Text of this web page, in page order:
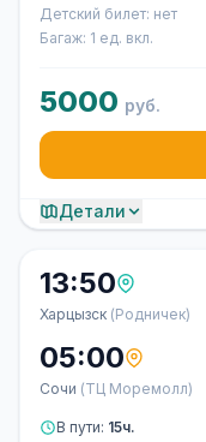
Детский билет: нет
Багаж: 1 ед. вкл.
5000 руб.
Детали
13:50
Харцызск (Родничек)
05:00
Сочи (ТЦ Моремолл)
В пути: 15ч.